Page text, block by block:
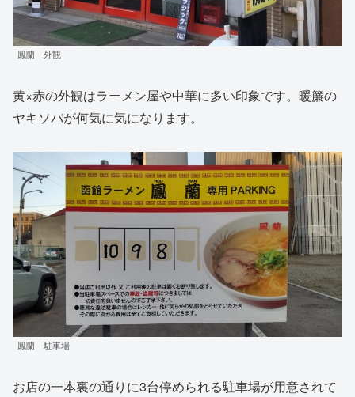
鳳蘭 外観
黄×赤の外観はラーメン屋や中華に多い印象です。暖簾の
ヤキソバが何気に気になります。
鳳蘭 駐車場
お店の一本裏の通りに3台停められる駐車場が用意されて